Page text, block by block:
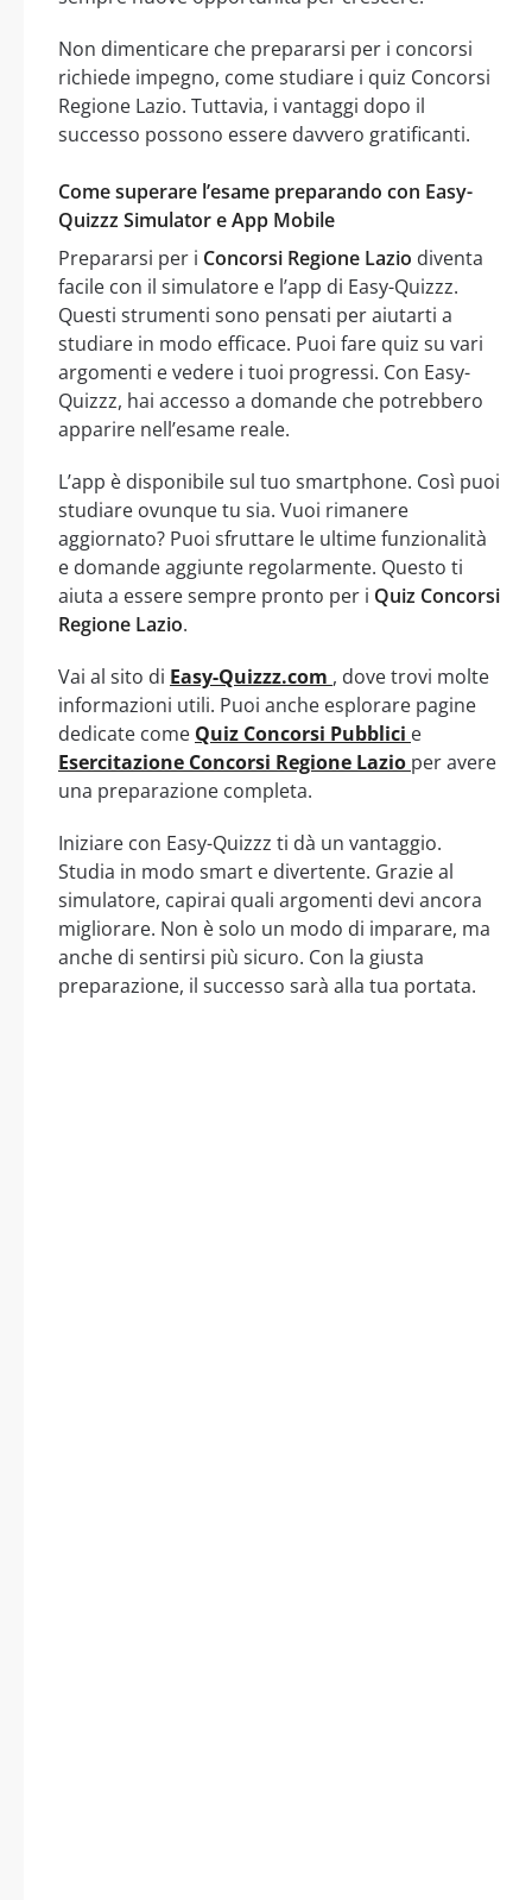
Non dimenticare che prepararsi per i concorsi
richiede impegno, come studiare i quiz Concorsi
Regione Lazio. Tuttavia, i vantaggi dopo il
successo possono essere davvero gratificanti.
Come superare l’esame preparando con Easy-
Quizzz Simulator e App Mobile
Prepararsi per i Concorsi Regione Lazio diventa
facile con il simulatore e l’app di Easy-Quizzz.
Questi strumenti sono pensati per aiutarti a
studiare in modo efficace. Puoi fare quiz su vari
argomenti e vedere i tuoi progressi. Con Easy-
Quizzz, hai accesso a domande che potrebbero
apparire nell’esame reale.
L’app è disponibile sul tuo smartphone. Così puoi
studiare ovunque tu sia. Vuoi rimanere
aggiornato? Puoi sfruttare le ultime funzionalità
e domande aggiunte regolarmente. Questo ti
aiuta a essere sempre pronto per i Quiz Concorsi
Regione Lazio.
Vai al sito di Easy-Quizzz.com , dove trovi molte
informazioni utili. Puoi anche esplorare pagine
dedicate come Quiz Concorsi Pubblici e
Esercitazione Concorsi Regione Lazio per avere
una preparazione completa.
Iniziare con Easy-Quizzz ti dà un vantaggio.
Studia in modo smart e divertente. Grazie al
simulatore, capirai quali argomenti devi ancora
migliorare. Non è solo un modo di imparare, ma
anche di sentirsi più sicuro. Con la giusta
preparazione, il successo sarà alla tua portata.